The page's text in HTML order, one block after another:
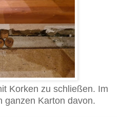
Korken zu schließen. Im
ganzen Karton davon.